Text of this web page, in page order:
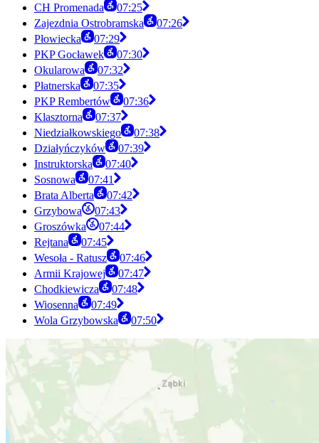
CH Promenada
07:25
Zajezdnia Ostrobramska
07:26
Płowiecka
07:29
PKP Gocławek
07:30
Okularowa
07:32
Płatnerska
07:35
PKP Rembertów
07:36
Klasztorna
07:37
Niedziałkowskiego
07:38
Działyńczyków
07:39
Instruktorska
07:40
Sosnowa
07:41
Brata Alberta
07:42
Grzybowa
07:43
Groszówka
07:44
Rejtana
07:45
Wesoła - Ratusz
07:46
Armii Krajowej
07:47
Chodkiewicza
07:48
Wiosenna
07:49
Wola Grzybowska
07:50